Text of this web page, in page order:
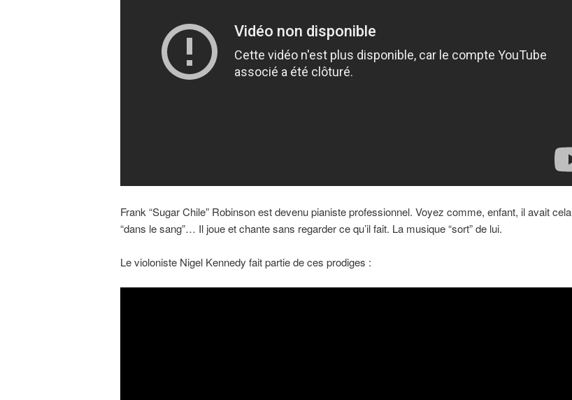
Frank “Sugar Chile” Robinson est devenu pianiste professionnel. Voyez comme, enfant, il avait cela
“dans le sang”… Il joue et chante sans regarder ce qu’il fait. La musique “sort” de lui.
Le violoniste Nigel Kennedy fait partie de ces prodiges :